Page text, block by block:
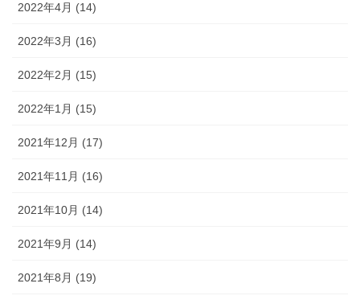
2022年4月 (14)
2022年3月 (16)
2022年2月 (15)
2022年1月 (15)
2021年12月 (17)
2021年11月 (16)
2021年10月 (14)
2021年9月 (14)
2021年8月 (19)